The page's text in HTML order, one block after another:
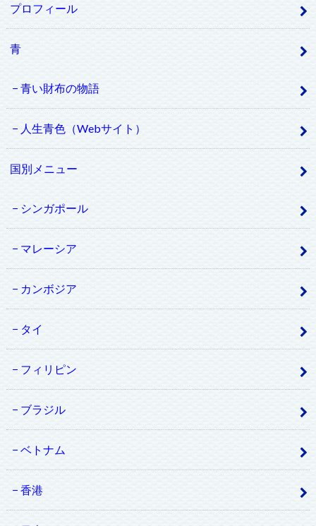
プロフィール
青
青い財布の物語
人生青色（Webサイト）
国別メニュー
シンガポール
マレーシア
カンボジア
タイ
フィリピン
ブラジル
ベトナム
香港